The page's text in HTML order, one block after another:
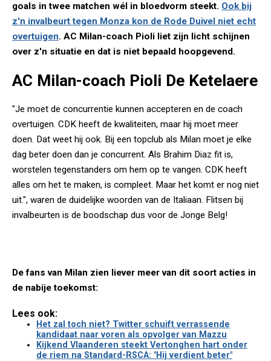
goals in twee matchen wél in bloedvorm steekt. Ook bij
z'n invalbeurt tegen Monza kon de Rode Duivel niet echt
overtuigen. AC Milan-coach Pioli liet zijn licht schijnen
over z'n situatie en dat is niet bepaald hoopgevend.
AC Milan-coach Pioli De Ketelaere
"Je moet de concurrentie kunnen accepteren en de coach
overtuigen. CDK heeft de kwaliteiten, maar hij moet meer
doen. Dat weet hij ook. Bij een topclub als Milan moet je elke
dag beter doen dan je concurrent. Als Brahim Diaz fit is,
worstelen tegenstanders om hem op te vangen. CDK heeft
alles om het te maken, is compleet. Maar het komt er nog niet
uit.", waren de duidelijke woorden van de Italiaan. Flitsen bij
invalbeurten is de boodschap dus voor de Jonge Belg!
De fans van Milan zien liever meer van dit soort acties in
de nabije toekomst:
Lees ook:
Het zal toch niet? Twitter schuift verrassende
kandidaat naar voren als opvolger van Mazzu
Kijkend Vlaanderen steekt Vertonghen hart onder
de riem na Standard-RSCA: "Hij verdient beter"